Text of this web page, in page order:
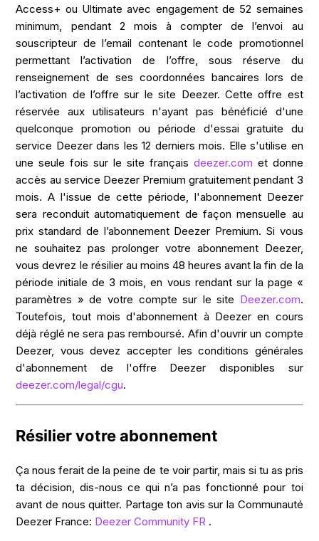
Access+ ou Ultimate avec engagement de 52 semaines
minimum, pendant 2 mois à compter de l’envoi au
souscripteur de l’email contenant le code promotionnel
permettant l’activation de l’offre, sous réserve du
renseignement de ses coordonnées bancaires lors de
l’activation de l’offre sur le site Deezer. Cette offre est
réservée aux utilisateurs n'ayant pas bénéficié d'une
quelconque promotion ou période d'essai gratuite du
service Deezer dans les 12 derniers mois. Elle s'utilise en
une seule fois sur le site français deezer.com et donne
accès au service Deezer Premium gratuitement pendant 3
mois. A l'issue de cette période, l'abonnement Deezer
sera reconduit automatiquement de façon mensuelle au
prix standard de l’abonnement Deezer Premium. Si vous
ne souhaitez pas prolonger votre abonnement Deezer,
vous devrez le résilier au moins 48 heures avant la fin de la
période initiale de 3 mois, en vous rendant sur la page «
paramètres » de votre compte sur le site Deezer.com.
Toutefois, tout mois d'abonnement à Deezer en cours
déjà réglé ne sera pas remboursé. Afin d'ouvrir un compte
Deezer, vous devez accepter les conditions générales
d'abonnement de l'offre Deezer disponibles sur
deezer.com/legal/cgu.
Résilier votre abonnement
Ça nous ferait de la peine de te voir partir, mais si tu as pris
ta décision, dis-nous ce qui n’a pas fonctionné pour toi
avant de nous quitter. Partage ton avis sur la Communauté
Deezer France: Deezer Community FR .